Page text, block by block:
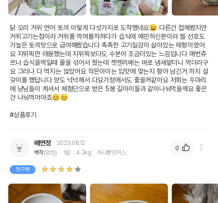
닭 오리 거위 연어 토끼 이렇게 다섯가지로 도착했네요😄 다른건 접해봤지만
거위고기는첨이라 거위를 먹여볼까하다가 습식에 예민하신분이라 젤 선호도
가높은 토끼맛으로 급여해봤습니다 촉촉한 고기질감이 살아있는 제형이였어
요 지위픽만 애용했는데 지위픽보다도 수분이 조금더있는 느낌입니다 매번츄
르나 습식을먹일때 물을 섞어서 줬는데 캣젠리베는 바로 냄새맡더니 먹더라구
요 그러나 다 먹지는 않았어요 작은아이는 입맛에 맞는지 형아 남긴거 까지 설
겆이를 했답니다 양도 넉넉해서 다묘가정에서도 좋을꺼같아요 저희는 두마리
에 냥님들이 계셔서 체험단으로 받은 5봉 길아이들과 같이나눠먹을께요 좋은
건 나눠먹어야죠😊😊
#상품후기
배연정
2023.08.12
백작(암컷) 1살 4.3kg 하나뿐인믹스
첫구매
0